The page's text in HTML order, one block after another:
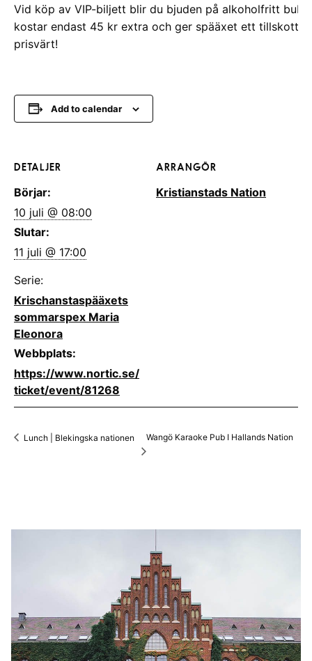
Vid köp av VIP-biljett blir du bjuden på alkoholfritt
kostar endast 45 kr extra och ger spääxet ett tillskott
prisvärt!
Add to calendar
DETALJER
Börjar:
10 juli @ 08:00
Slutar:
11 juli @ 17:00
Serie:
Krischanstaspääxets
sommarspex Maria
Eleonora
Webbplats:
https://www.nortic.se/
ticket/event/81268
ARRANGÖR
Kristianstads Nation
Lunch | Blekingska nationen Wangö Karaoke Pub I Hallands Nation